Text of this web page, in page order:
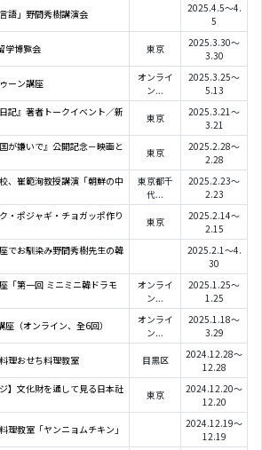
語」野間秀樹講演会
2025.4.5～4.
5
学博覧会 東京
2025.3.30～
3.30
ーン講座
オンライ
ン...
2025.3.25～
5.13
記』著者トークイベント／新
東京
2025.3.21～
3.21
が嫌いで』公開記念－映画と
東京
2025.2.28～
2.28
、崔範洵教授講演「朝鮮の中
東京都千
代...
2025.2.23～
2.23
・ポジャギ・チョガッポ作り
東京
2025.2.14～
2.15
でお馴染み野間秀樹先生の韓
2025.2.1～4.
30
「第一回 ミニミニ韓ドラモ
オンライ
ン...
2025.1.25～
1.25
座（オンライン、全6回）
オンライ
ン...
2025.1.18～
3.29
理おせち料理教室 目黒区
2024.12.28～
12.28
】文化財を通して見る日本社
東京
2024.12.20～
12.20
理教室「ヤンニョムチキン」
2024.12.19～
12.19